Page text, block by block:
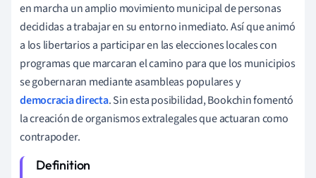
en marcha un amplio movimiento municipal de personas
decididas a trabajar en su entorno inmediato. Así que animó
a los libertarios a participar en las elecciones locales con
programas que marcaran el camino para que los municipios
se gobernaran mediante asambleas populares y
democracia directa. Sin esta posibilidad, Bookchin fomentó
la creación de organismos extralegales que actuaran como
contrapoder.